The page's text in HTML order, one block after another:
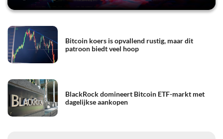
Bitcoin koers is opvallend rustig, maar dit
patroon biedt veel hoop
BlackRock domineert Bitcoin ETF-markt met
dagelijkse aankopen